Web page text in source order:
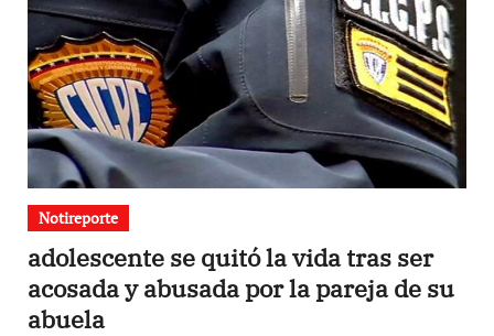
Notireporte
adolescente se quitó la vida tras ser
acosada y abusada por la pareja de su
abuela